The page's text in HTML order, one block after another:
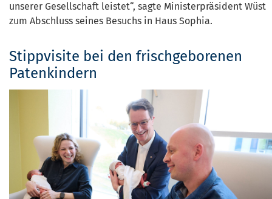
unserer Gesellschaft leistet“, sagte Ministerpräsident Wüst
zum Abschluss seines Besuchs in Haus Sophia.
Stippvisite bei den frischgeborenen
Patenkindern